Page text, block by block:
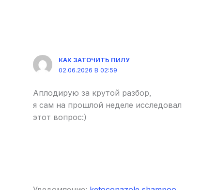
КАК ЗАТОЧИТЬ ПИЛУ
02.06.2026 В 02:59
Аплодирую за крутой разбор,
я сам на прошлой неделе исследовал
этот вопрос:)